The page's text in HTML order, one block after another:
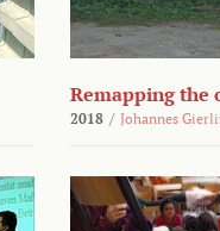
Remapping the
2018 / Johannes